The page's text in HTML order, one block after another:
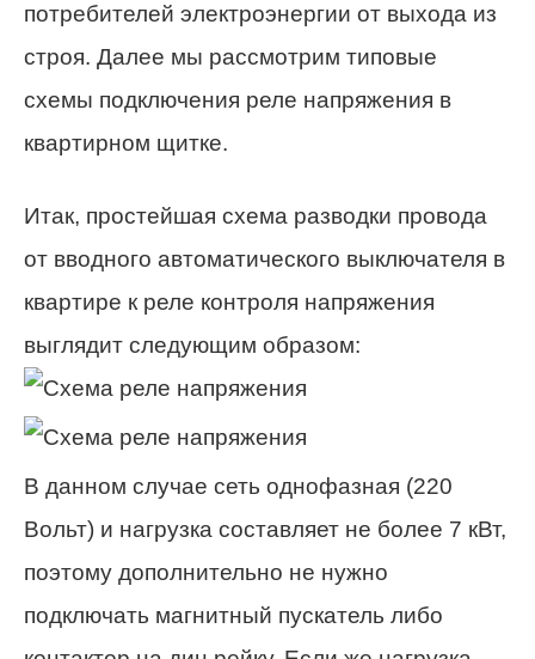
потребителей электроэнергии от выхода из
строя. Далее мы рассмотрим типовые
схемы подключения реле напряжения в
квартирном щитке.
Итак, простейшая схема разводки провода
от вводного автоматического выключателя в
квартире к реле контроля напряжения
выглядит следующим образом:
В данном случае сеть однофазная (220
Вольт) и нагрузка составляет не более 7 кВт,
поэтому дополнительно не нужно
подключать магнитный пускатель либо